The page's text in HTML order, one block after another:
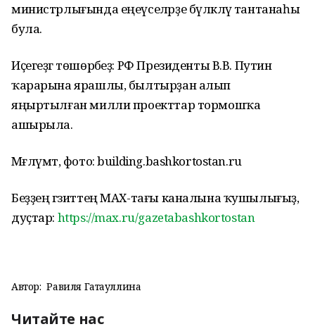
министрлығында еңеүселәрҙе бүләкләү тантанаһы
була.
Иҫегеҙгә төшөрәбеҙ: РФ Президенты В.В. Путин
ҡарарына ярашлы, былтырҙан алып
яңыртылған милли проекттар тормошҡа
ашырыла.
Мәғлүмәт, фото: building.bashkortostan.ru
Беҙҙең гәзиттең МАХ-тағы каналына ҡушылығыҙ,
дуҫтар: https://max.ru/gazetabashkortostan
Автор: Равиля Гатауллина
Читайте нас